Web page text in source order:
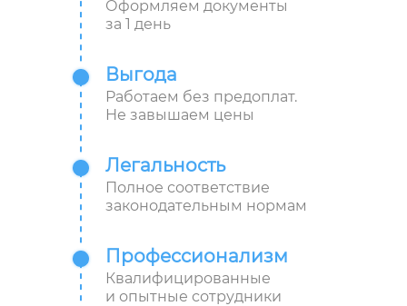
Оформляем документы
за 1 день
Выгода
Работаем без предоплат.
Не завышаем цены
Легальность
Полное соответствие
законодательным нормам
Профессионализм
Квалифицированные
и опытные сотрудники